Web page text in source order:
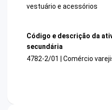
vestuário e acessórios
Código e descrição da
secundária
4782-2/01 | Comércio